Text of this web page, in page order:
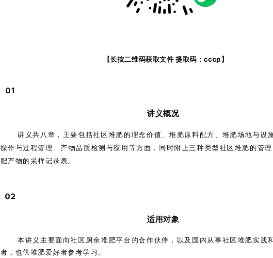
【长按二维码获取文件提取码：cccp】
01
讲义概况
讲义共八章，主要包括社区堆肥的理念价值、堆肥原料配方、堆肥场地与设
操作与过程管理、产物品质检测与应用等方面，同时附上三种类型社区堆肥的管
肥产物的采样记录表。
02
适用对象
本讲义主要面向社区厨余堆肥平台的合作伙伴，以及国内从事社区堆肥实践
者，也供堆肥爱好者参考学习。